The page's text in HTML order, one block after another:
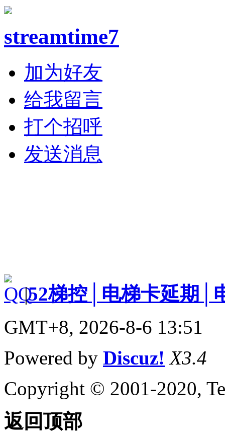
streamtime7
加为好友
给我留言
打个招呼
发送消息
|52梯控│电梯卡延期│
GMT+8, 2026-8-6 13:51
Powered by Discuz! X3.4
Copyright © 2001-2020,
返回顶部